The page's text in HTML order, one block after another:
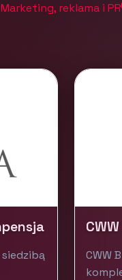
Marketing, reklama i PR
CWW